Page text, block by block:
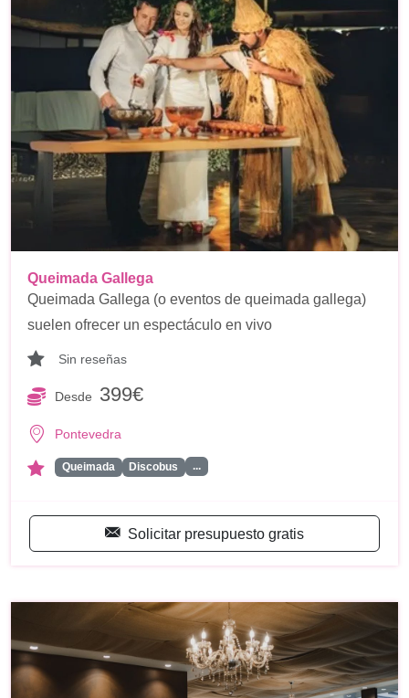
Queimada Gallega
Queimada Gallega (o eventos de queimada gallega)
suelen ofrecer un espectáculo en vivo
Sin reseñas
Desde 399€
Pontevedra
Queimada Discobus ...
Solicitar presupuesto gratis